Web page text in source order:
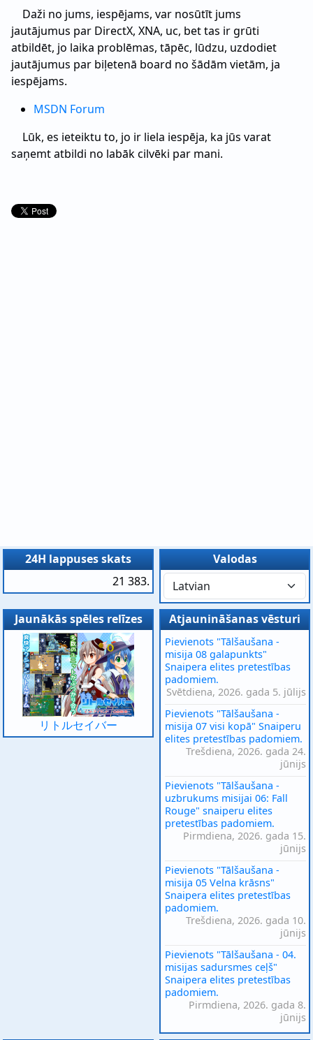
Daži no jums, iespējams, var nosūtīt jums
jautājumus par DirectX, XNA, uc, bet tas ir grūti
atbildēt, jo laika problēmas, tāpēc, lūdzu, uzdodiet
jautājumus par biļetenā board no šādām vietām, ja
iespējams.
MSDN Forum
Lūk, es ieteiktu to, jo ir liela iespēja, ka jūs varat
saņemt atbildi no labāk cilvēki par mani.
24H lappuses skats
21 383.
Valodas
Jaunākās spēles relīzes
リトルセイバー
Atjaunināšanas vēsturi
Pievienots "Tālšaušana -
misija 08 galapunkts"
Snaipera elites pretestības
padomiem.
Svētdiena, 2026. gada 5. jūlijs
Pievienots "Tālšaušana -
misija 07 visi kopā" Snaiperu
elites pretestības padomiem.
Trešdiena, 2026. gada 24.
jūnijs
Pievienots "Tālšaušana -
uzbrukums misijai 06: Fall
Rouge" snaiperu elites
pretestības padomiem.
Pirmdiena, 2026. gada 15.
jūnijs
Pievienots "Tālšaušana -
misija 05 Velna krāsns"
Snaipera elites pretestības
padomiem.
Trešdiena, 2026. gada 10.
jūnijs
Pievienots "Tālšaušana - 04.
misijas sadursmes ceļš"
Snaipera elites pretestības
padomiem.
Pirmdiena, 2026. gada 8.
jūnijs